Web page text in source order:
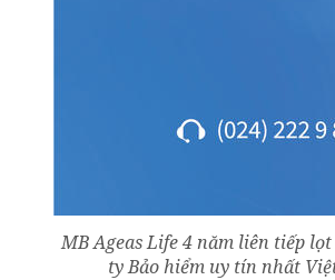
MB Ageas Life 4 năm liên tiếp lọt
ty Bảo hiểm uy tín nhất